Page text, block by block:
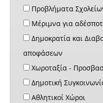
Προβλήματα
Μέριμνα για
Δημοκρατία και
αποφάσεων
Χωροταξία -
Δημοτική
Αθλητικοί Χώροι